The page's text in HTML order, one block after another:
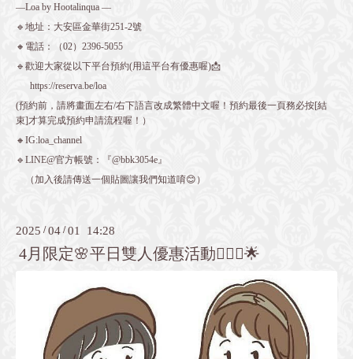
—Loa by Hootalinqua —
🔹地址：大安區金華街251-2號
🔸電話：（02）2396-5055
🔹歡迎大家從以下平台預約(用這平台有優惠喔)📩
https://reserva.be/loa
(預約前，請將畫面左右/右下語言改成繁體中文喔！預約最後一頁務必按[結
束]才算完成預約申請流程喔！）
🔸IG:loa_channel
🔹LINE@官方帳號：『@bbk3054e』
（加入後請傳送一個貼圖讓我們知道唷😊）
2025 /04 /01 14:28
4月限定🌸平日雙人優惠活動💇🏻‍♀️🌟